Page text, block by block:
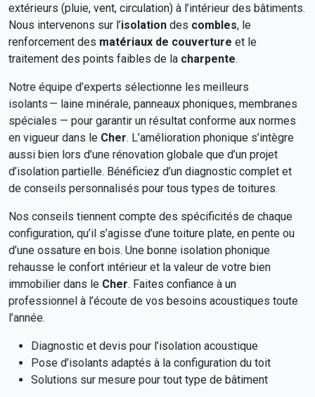
extérieurs (pluie, vent, circulation) à l’intérieur des bâtiments.
Nous intervenons sur l’isolation des combles, le
renforcement des matériaux de couverture et le
traitement des points faibles de la charpente.
Notre équipe d’experts sélectionne les meilleurs
isolants — laine minérale, panneaux phoniques, membranes
spéciales — pour garantir un résultat conforme aux normes
en vigueur dans le Cher. L’amélioration phonique s’intègre
aussi bien lors d’une rénovation globale que d’un projet
d’isolation partielle. Bénéficiez d’un diagnostic complet et
de conseils personnalisés pour tous types de toitures.
Nos conseils tiennent compte des spécificités de chaque
configuration, qu’il s’agisse d’une toiture plate, en pente ou
d’une ossature en bois. Une bonne isolation phonique
rehausse le confort intérieur et la valeur de votre bien
immobilier dans le Cher. Faites confiance à un
professionnel à l’écoute de vos besoins acoustiques toute
l’année.
Diagnostic et devis pour l’isolation acoustique
Pose d’isolants adaptés à la configuration du toit
Solutions sur mesure pour tout type de bâtiment